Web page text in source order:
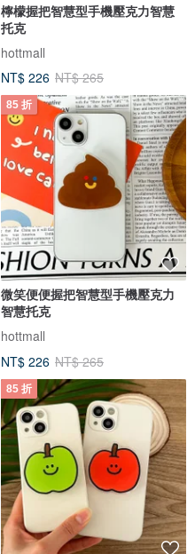
檸檬握把智慧型手機壓克力智慧
托克
hottmall
NT$ 226 NT$ 265
85 折
微笑便便握把智慧型手機壓克力
智慧托克
hottmall
NT$ 226 NT$ 265
85 折